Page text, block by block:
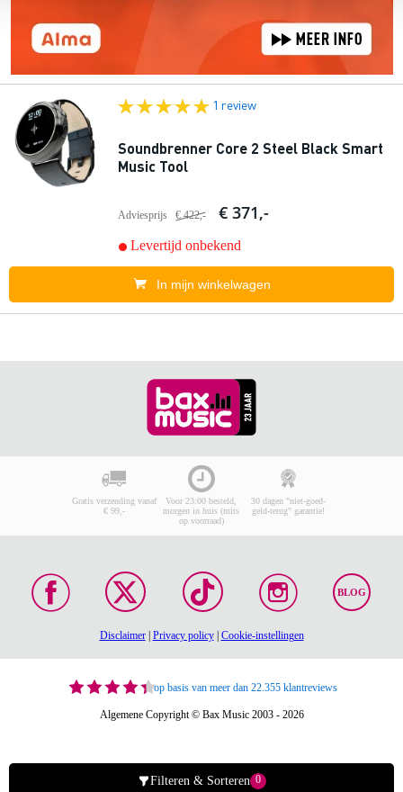
1 review
Soundbrenner Core 2 Steel Black Smart
Music Tool
Adviesprijs € 422,- € 371,-
Levertijd onbekend
In mijn winkelwagen
Filteren & Sorteren 0
Gratis verzending vanaf
€ 99,-
Voor 23:00 besteld,
morgen in huis (mits
op voorraad)
30 dagen "niet-goed-
geld-terug" garantie!
BLOG
Disclaimer| Privacy policy| Cookie-instellingen
op basis van meer dan 22.355 klantreviews
Algemene Copyright © Bax Music 2003 - 2026